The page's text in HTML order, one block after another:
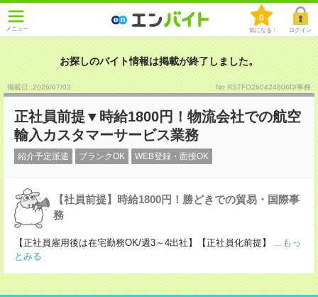
メニュー
0
気になる！ ログイン
お探しのバイト情報は掲載が終了しました。
掲載日 :2026/07/03 No.RSTFO260424806D/事務
正社員前提▼時給1800円！物流会社での航空
輸入カスタマーサービス業務
紹介予定派遣 ブランクOK WEB登録・面接OK
【社員前提】時給1800円！勝どきでの貿易・国際事
務
【正社員雇用後は在宅勤務OK/週3～4出社】【正社員化前提】
...もっ
とみる